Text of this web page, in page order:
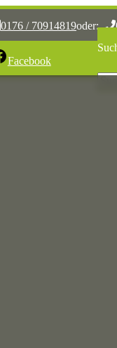
0176 / 70914819oder:
Facebook